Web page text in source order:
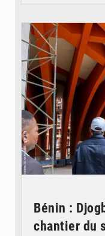
Bénin :
chantier du